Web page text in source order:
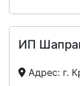
ИП
Адрес: г.